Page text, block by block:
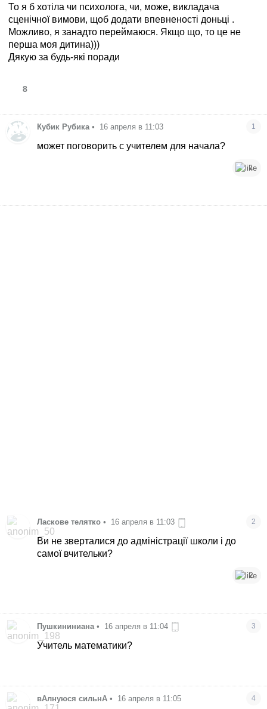
То я б хотіла чи психолога, чи, може, викладача
сценічної вимови, щоб додати впевненості доньці .
Можливо, я занадто переймаюся. Якщо що, то це не
перша моя дитина)))
Дякую за будь-які поради
8
Кубик Рубика • 16 апреля в 11:03 1
может поговорить с учителем для начала?
1
Ласкове телятко • 16 апреля в 11:03 2
Ви не зверталися до адміністрації школи і до
самої вчительки?
2
Пушкининиана • 16 апреля в 11:04 3
Учитель математики?
вАлнуюся сильнА • 16 апреля в 11:05 4